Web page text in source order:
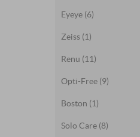
Eyeye (6)
Zeiss (1)
Renu (11)
Opti-Free (9)
Boston (1)
Solo Care (8)